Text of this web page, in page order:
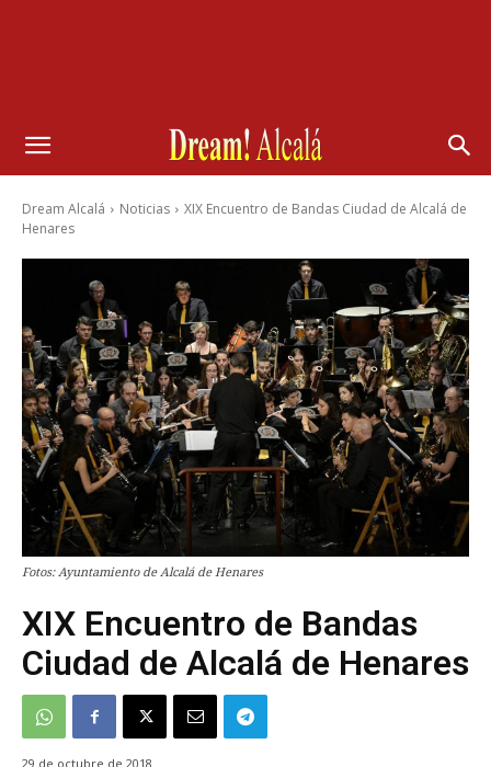
Dream Alcalá Noticias
XIX Encuentro de Bandas Ciudad de Alcalá de
Henares
Fotos: Ayuntamiento de Alcalá de Henares
XIX Encuentro de Bandas
Ciudad de Alcalá de Henares
29 de octubre de 2018